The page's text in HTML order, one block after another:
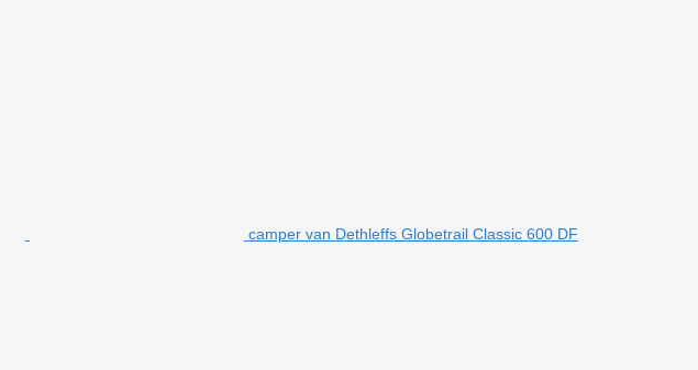
camper van Dethleffs Globetrail Classic 600 DF